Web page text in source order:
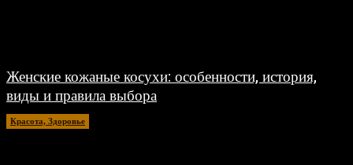
Женские кожаные косухи: особенности, история,
виды и правила выбора
Красота, Здоровье